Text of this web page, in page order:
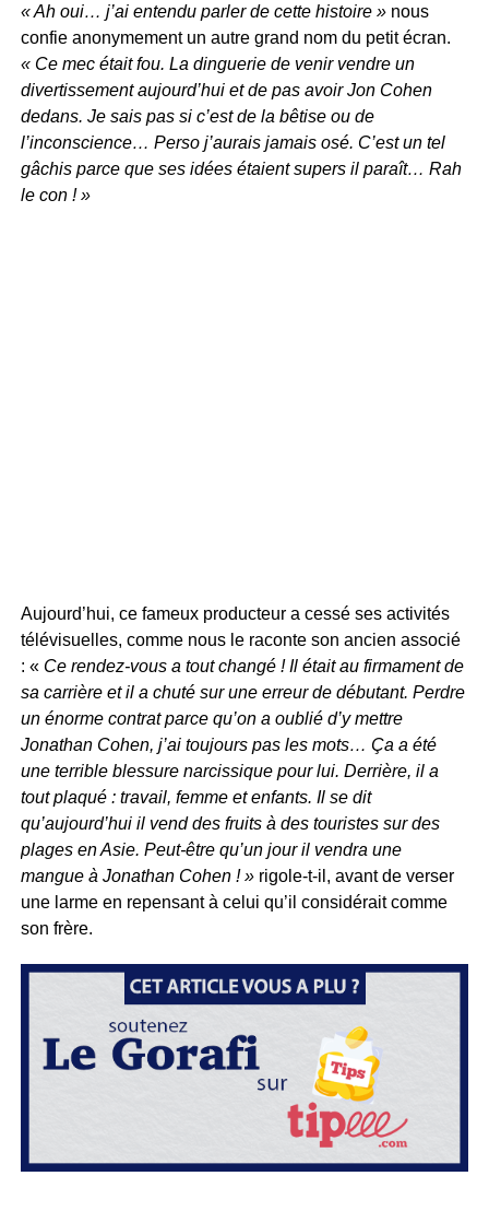
« Ah oui… j’ai entendu parler de cette histoire » nous
confie anonymement un autre grand nom du petit écran.
« Ce mec était fou. La dinguerie de venir vendre un
divertissement aujourd’hui et de pas avoir Jon Cohen
dedans. Je sais pas si c’est de la bêtise ou de
l’inconscience… Perso j’aurais jamais osé. C’est un tel
gâchis parce que ses idées étaient supers il paraît… Rah
le con ! »
Aujourd’hui, ce fameux producteur a cessé ses activités
télévisuelles, comme nous le raconte son ancien associé
: «Ce rendez-vous a tout changé ! Il était au firmament de
sa carrière et il a chuté sur une erreur de débutant. Perdre
un énorme contrat parce qu’on a oublié d’y mettre
Jonathan Cohen, j’ai toujours pas les mots… Ça a été
une terrible blessure narcissique pour lui. Derrière, il a
tout plaqué : travail, femme et enfants. Il se dit
qu’aujourd’hui il vend des fruits à des touristes sur des
plages en Asie. Peut-être qu’un jour il vendra une
mangue à Jonathan Cohen ! »rigole-t-il, avant de verser
une larme en repensant à celui qu’il considérait comme
son frère.